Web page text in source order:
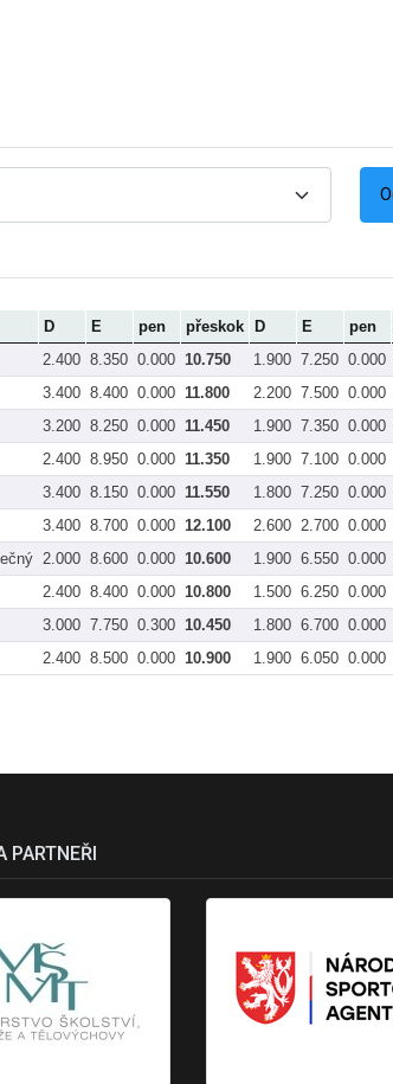
D E pen přeskok D E pen
2.400 8.350 0.000 10.750 1.900 7.250 0.000
3.400 8.400 0.000 11.800 2.200 7.500 0.000
3.200 8.250 0.000 11.450 1.900 7.350 0.000
2.400 8.950 0.000 11.350 1.900 7.100 0.000
3.400 8.150 0.000 11.550 1.800 7.250 0.000
3.400 8.700 0.000 12.100 2.600 2.700 0.000
2.000 8.600 0.000 10.600 1.900 6.550 0.000
2.400 8.400 0.000 10.800 1.500 6.250 0.000
3.000 7.750 0.300 10.450 1.800 6.700 0.000
2.400 8.500 0.000 10.900 1.900 6.050 0.000
PARTNEŘI